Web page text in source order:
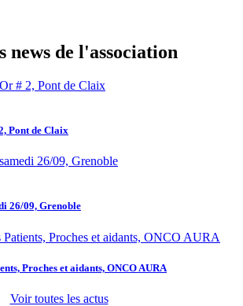
news de l'association
Pont de Claix
26/09, Grenoble
Proches et aidants, ONCO AURA
Voir toutes les actus